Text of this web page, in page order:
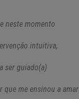
neste momento
intuitiva,
ser guiado(a)
que me ensinou a amar